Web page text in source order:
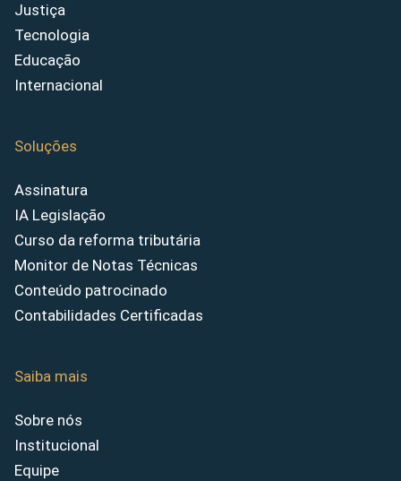
Justiça
Tecnologia
Educação
Internacional
Soluções
Assinatura
IA Legislação
Curso da reforma tributária
Monitor de Notas Técnicas
Conteúdo patrocinado
Contabilidades Certificadas
Saiba mais
Sobre nós
Institucional
Equipe